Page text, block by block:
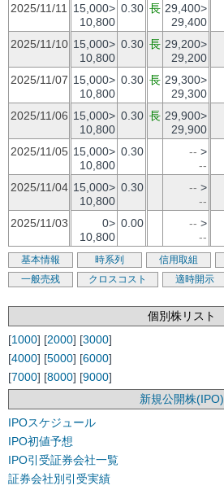
2025/11/11
15,000>
10,800
0.30 長 29,400>
29,400
2025/11/10 15,000>
10,800
0.30 長 29,200>
29,200
2025/11/07 15,000>
10,800
0.30 長 29,300>
29,300
2025/11/06 15,000>
10,800
0.30 長 29,900>
29,900
2025/11/05 15,000>
10,800
0.30 -- >
--
2025/11/04 15,000>
10,800
0.30 -- >
--
2025/11/03
0>
10,800
0.00 -- >
--
基本情報 時系列 信用取組
一般売残
クロスコスト 適時開示
個別株リスト
[1000] [2000] [3000]
[4000] [5000] [6000]
[7000] [8000] [9000]
新規公開株(IPO)
IPOスケジュール
IPO初値予想
IPO引受証券会社一覧
証券会社別引受実績